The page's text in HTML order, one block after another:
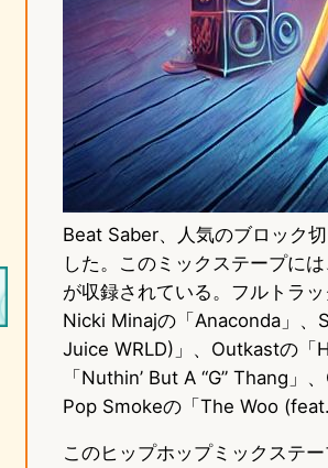
Beat Saber、人気のブロック
した。このミックステープに
が収録されている。フルトラ
Nicki Minajの「Anaconda」
Juice WRLD)」、Outkastの「
「Nuthin’ But A “G” Thang
Pop Smokeの「The Woo
このヒップホップミックステ